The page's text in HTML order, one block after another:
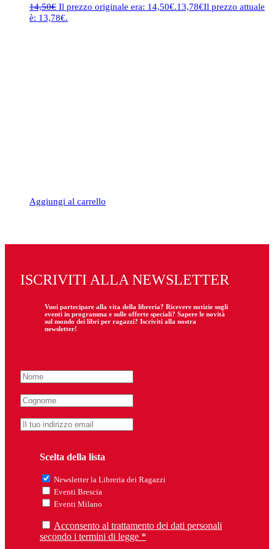
14,50€ Il prezzo originale era: 14,50€.13,78€Il prezzo attuale
è: 13,78€.
Aggiungi al carrello
ISCRIVITI ALLA NEWSLETTER
Vuoi partecipare alla vita della libreria? Ricevere notizie sugli
eventi in programma e sulle offerte speciali? Sapere le novità
sul mondo dei libri per ragazzi? Iscriviti alla nostra
newsletter!
Scelta della lista
Newsletter la Libreria dei Ragazzi
Eventi Brescia
Eventi Milano
Acconsento al trattamento dei dati personali
secondo i termini di legge *